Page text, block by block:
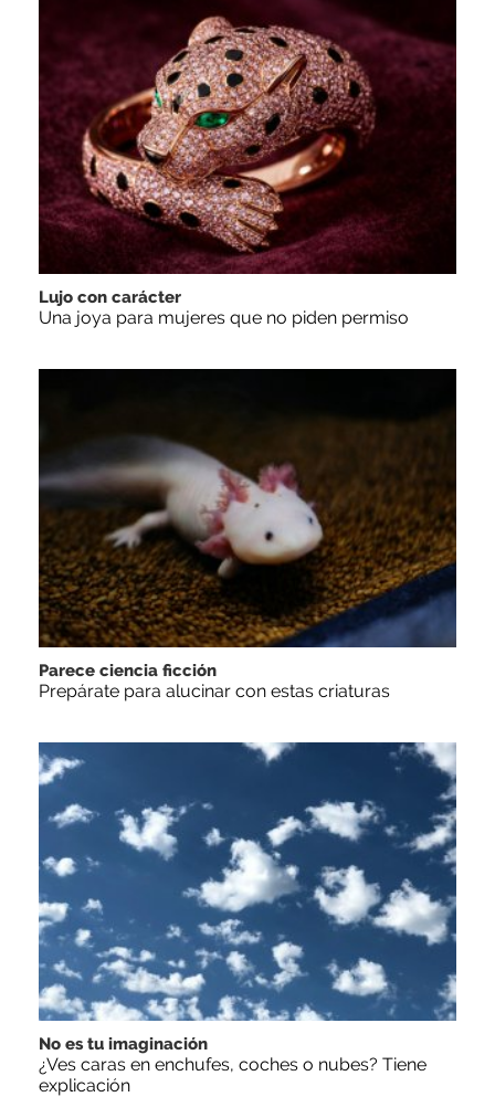
Lujo con carácter
Una joya para mujeres que no piden permiso
Parece ciencia ficción
Prepárate para alucinar con estas criaturas
No es tu imaginación
¿Ves caras en enchufes, coches o nubes? Tiene
explicación